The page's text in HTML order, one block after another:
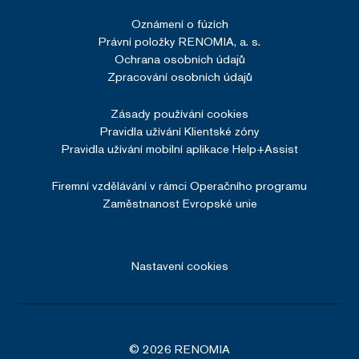
Oznámení o fúzích
Právní položky RENOMIA, a. s.
Ochrana osobních údajů
Zpracování osobních údajů
Zásady používání cookies
Pravidla užívání Klientské zóny
Pravidla užívání mobilní aplikace Help+Assist
Firemní vzdělávání v rámci Operačního programu
Zaměstnanost Evropské unie
Nastavení cookies
© 2026 RENOMIA
Více informací
SERVERID
HAProxy
Google Privacy Policy